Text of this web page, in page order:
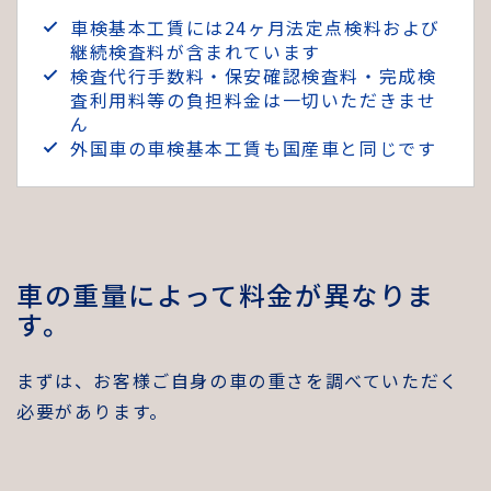
車検基本工賃には24ヶ月法定点検料および
継続検査料が含まれています
検査代行手数料・保安確認検査料・完成検
査利用料等の負担料金は一切いただきませ
ん
外国車の車検基本工賃も国産車と同じです
車の重量によって料金が異なりま
す。
まずは、お客様ご自身の車の重さを調べていただく
必要があります。